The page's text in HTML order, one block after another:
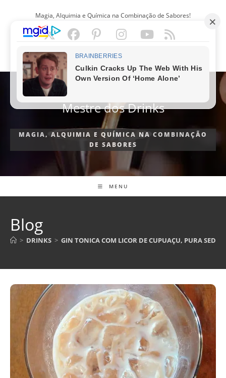
Magia, Alquimia e Química na Combinação de Sabores!
PORTUGUÊS
Mestre dos Drinks
MAGIA, ALQUIMIA E QUÍMICA NA COMBINAÇÃO
DE SABORES
MENU
Blog
> DRINKS > GIN TONICA COM LICOR DE CUPUAÇU, PURA